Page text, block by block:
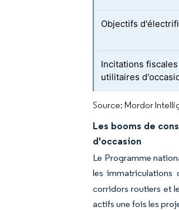
Objectifs
Incitations
utilitaires
Source: Mordor
Les booms de
d'occasion
Le Programme
les immatriculations
corridors routiers et
actifs une fois les